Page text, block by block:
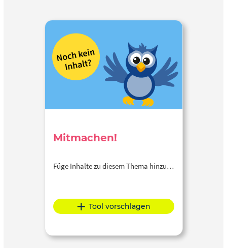
Mitmachen!
Füge Inhalte zu diesem Thema hinzu…
Tool vorschlagen